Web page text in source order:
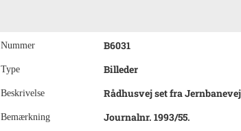
Nummer B6031
Type Billeder
Beskrivelse Rådhusvej set fra
Bemærkning Journalnr. 1993/55.